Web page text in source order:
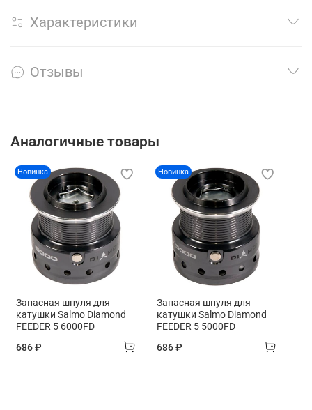
Характеристики
Отзывы
Аналогичные товары
Новинка
Запасная шпуля для
катушки Salmo Diamond
FEEDER 5 6000FD
686 ₽
Новинка
Запасная шпуля для
катушки Salmo Diamond
FEEDER 5 5000FD
686 ₽